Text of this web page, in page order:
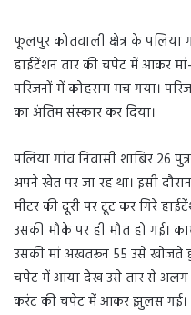
फूलपुर कोतवाली क्षेत्र के पलिया
हाईटेंशन तार की चपेट में आकर
परिजनों में कोहराम मच गया।
का अंतिम संस्कार कर दिया।
पलिया गांव निवासी शाबिर 26
अपने खेत पर जा रह था। इसी
मीटर की दूरी पर टूट कर गिरे
उसकी मौके पर ही मौत हो गई।
उसकी मां अखतरून 55 उसे खोजते
चपेट में आया देख उसे तार से अलग
करंट की चपेट में आकर झुलस गई।